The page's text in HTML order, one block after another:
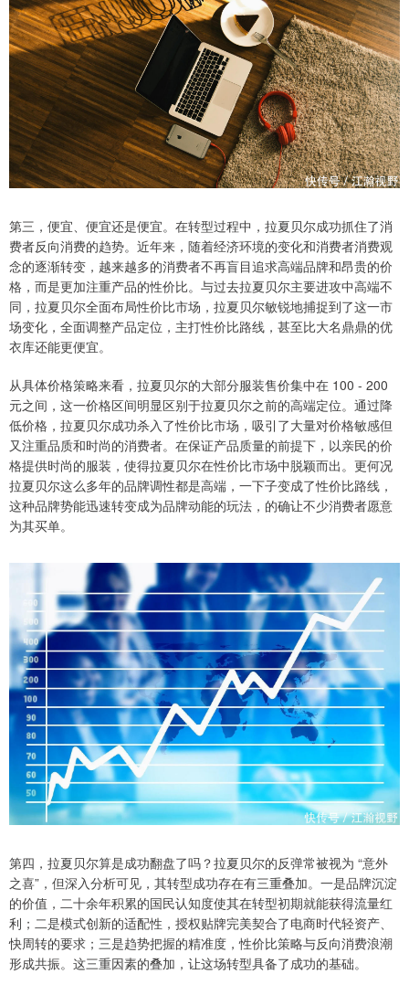
第三，便宜、便宜还是便宜。在转型过程中，拉夏贝尔成功抓住了消
费者反向消费的趋势。近年来，随着经济环境的变化和消费者消费观
念的逐渐转变，越来越多的消费者不再盲目追求高端品牌和昂贵的价
格，而是更加注重产品的性价比。与过去拉夏贝尔主要进攻中高端不
同，拉夏贝尔全面布局性价比市场，拉夏贝尔敏锐地捕捉到了这一市
场变化，全面调整产品定位，主打性价比路线，甚至比大名鼎鼎的优
衣库还能更便宜。
从具体价格策略来看，拉夏贝尔的大部分服装售价集中在 100 - 200
元之间，这一价格区间明显区别于拉夏贝尔之前的高端定位。通过降
低价格，拉夏贝尔成功杀入了性价比市场，吸引了大量对价格敏感但
又注重品质和时尚的消费者。在保证产品质量的前提下，以亲民的价
格提供时尚的服装，使得拉夏贝尔在性价比市场中脱颖而出。更何况
拉夏贝尔这么多年的品牌调性都是高端，一下子变成了性价比路线，
这种品牌势能迅速转变成为品牌动能的玩法，的确让不少消费者愿意
为其买单。
第四，拉夏贝尔算是成功翻盘了吗？拉夏贝尔的反弹常被视为 “意外
之喜”，但深入分析可见，其转型成功存在有三重叠加。一是品牌沉淀
的价值，二十余年积累的国民认知度使其在转型初期就能获得流量红
利；二是模式创新的适配性，授权贴牌完美契合了电商时代轻资产、
快周转的要求；三是趋势把握的精准度，性价比策略与反向消费浪潮
形成共振。这三重因素的叠加，让这场转型具备了成功的基础。